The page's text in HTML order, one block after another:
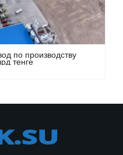
по производству
тенге